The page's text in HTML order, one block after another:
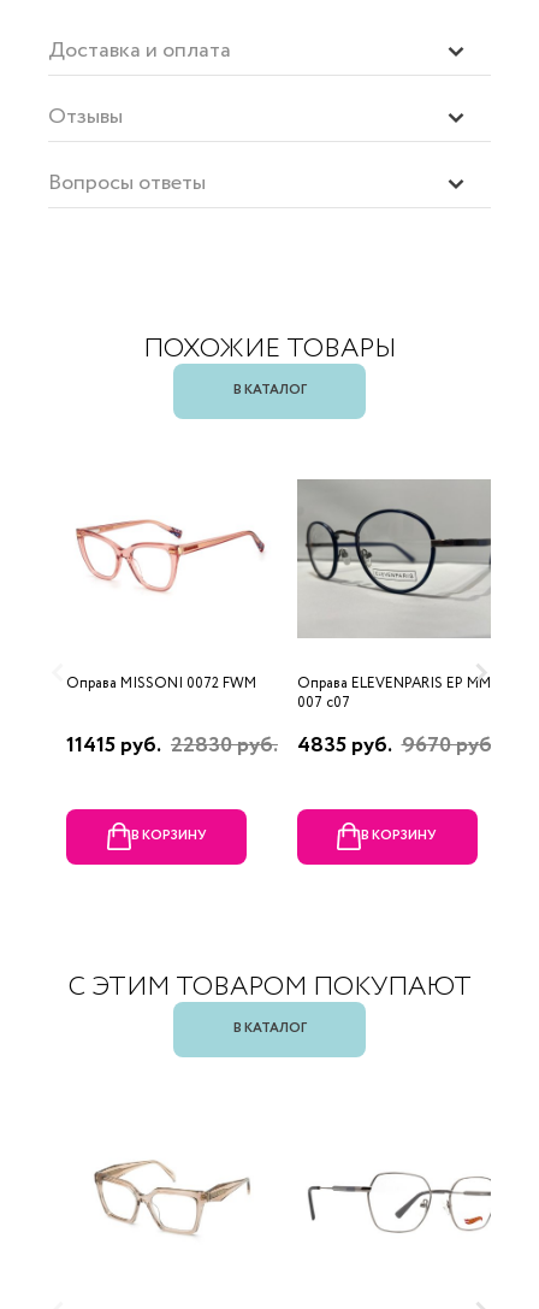
Доставка и оплата
Отзывы
Вопросы ответы
ПОХОЖИЕ ТОВАРЫ
В КАТАЛОГ
Оправа MISSONI 0072 FWM
11415 руб. 22830 руб.
В КОРЗИНУ
Оправа ELEVENPARIS EP MM
007 c07
4835 руб. 9670 руб.
В КОРЗИНУ
С ЭТИМ ТОВАРОМ ПОКУПАЮТ
В КАТАЛОГ